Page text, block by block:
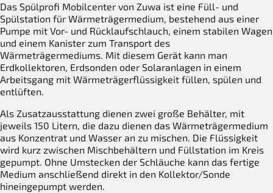
Das Spülprofi Mobilcenter von Zuwa ist eine Füll- und
Spülstation für Wärmeträgermedium, bestehend aus einer
Pumpe mit Vor- und Rücklaufschlauch, einem stabilen Wagen
und einem Kanister zum Transport des
Wärmeträgermediums. Mit diesem Gerät kann man
Erdkollektoren, Erdsonden oder Solaranlagen in einem
Arbeitsgang mit Wärmeträgerflüssigkeit füllen, spülen und
entlüften.
Als Zusatzausstattung dienen zwei große Behälter, mit
jeweils 150 Litern, die dazu dienen das Wärmeträgermedium
aus Konzentrat und Wasser an zu mischen. Die Flüssigkeit
wird kurz zwischen Mischbehältern und Füllstation im Kreis
gepumpt. Ohne Umstecken der Schläuche kann das fertige
Medium anschließend direkt in den Kollektor/Sonde
hineingepumpt werden.